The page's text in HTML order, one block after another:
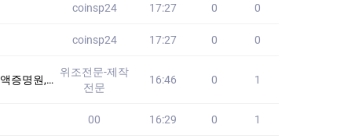
coinsp24 17:27 0 0
coinsp24 17:27 0 0
리티/원본100%/
위조전문-제작
전문
16:46 0 1
00 16:29 0 1